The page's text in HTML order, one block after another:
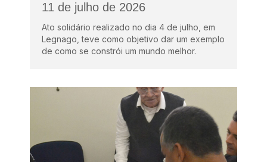
11 de julho de 2026
Ato solidário realizado no dia 4 de julho, em
Legnago, teve como objetivo dar um exemplo
de como se constrói um mundo melhor.